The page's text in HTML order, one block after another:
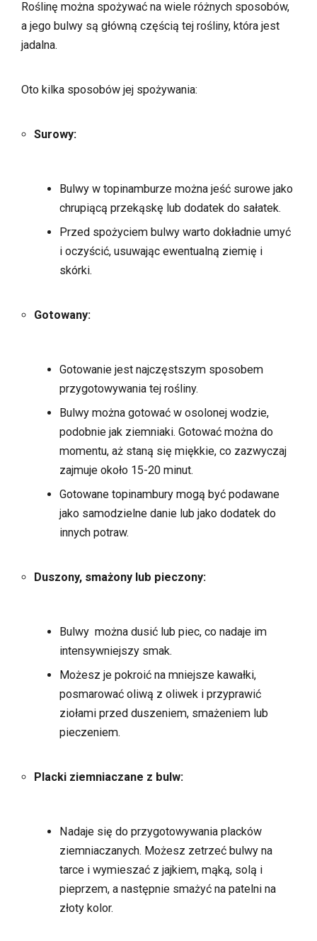
Roślinę można spożywać na wiele różnych sposobów,
a jego bulwy są główną częścią tej rośliny, która jest
jadalna.
Oto kilka sposobów jej spożywania:
Surowy:
Bulwy w topinamburze można jeść surowe jako
chrupiącą przekąskę lub dodatek do sałatek.
Przed spożyciem bulwy warto dokładnie umyć
i oczyścić, usuwając ewentualną ziemię i
skórki.
Gotowany:
Gotowanie jest najczęstszym sposobem
przygotowywania tej rośliny.
Bulwy można gotować w osolonej wodzie,
podobnie jak ziemniaki. Gotować można do
momentu, aż staną się miękkie, co zazwyczaj
zajmuje około 15-20 minut.
Gotowane topinambury mogą być podawane
jako samodzielne danie lub jako dodatek do
innych potraw.
Duszony, smażony lub pieczony:
Bulwy można dusić lub piec, co nadaje im
intensywniejszy smak.
Możesz je pokroić na mniejsze kawałki,
posmarować oliwą z oliwek i przyprawić
ziołami przed duszeniem, smażeniem lub
pieczeniem.
Placki ziemniaczane z bulw:
Nadaje się do przygotowywania placków
ziemniaczanych. Możesz zetrzeć bulwy na
tarce i wymieszać z jajkiem, mąką, solą i
pieprzem, a następnie smażyć na patelni na
złoty kolor.